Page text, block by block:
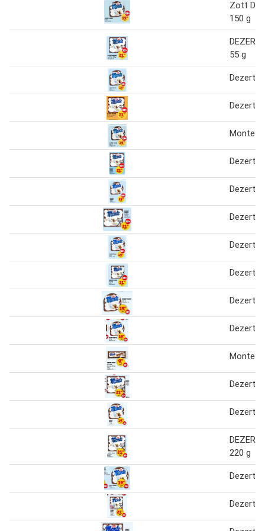
Zott
150 g
DEZERT
55 g
Dezert
Dezert
Monte
Dezert
Dezert
Dezert
Dezert
Dezert
Dezert
Dezert
Monte
Dezert
Dezert
DEZERT
220 g
Dezert
Dezert